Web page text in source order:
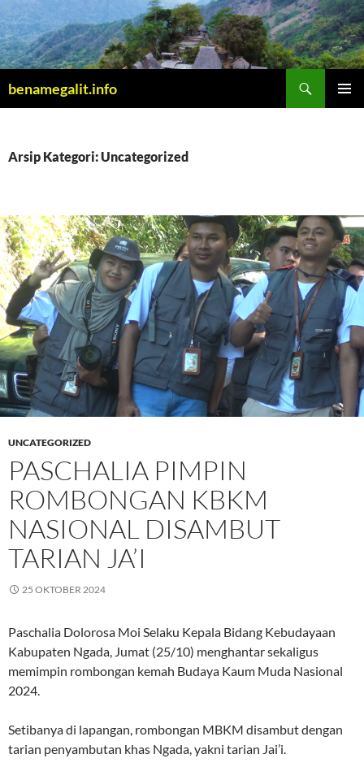
benamegalit.info
Arsip Kategori: Uncategorized
UNCATEGORIZED
PASCHALIA PIMPIN
ROMBONGAN KBKM
NASIONAL DISAMBUT
TARIAN JA’I
25 OKTOBER 2024
Paschalia Dolorosa Moi Selaku Kepala Bidang Kebudayaan
Kabupaten Ngada, Jumat (25/10) menghantar sekaligus
memimpin rombongan kemah Budaya Kaum Muda Nasional
2024.
Setibanya di lapangan, rombongan MBKM disambut dengan
tarian penyambutan khas Ngada, yakni tarian Jai’i.